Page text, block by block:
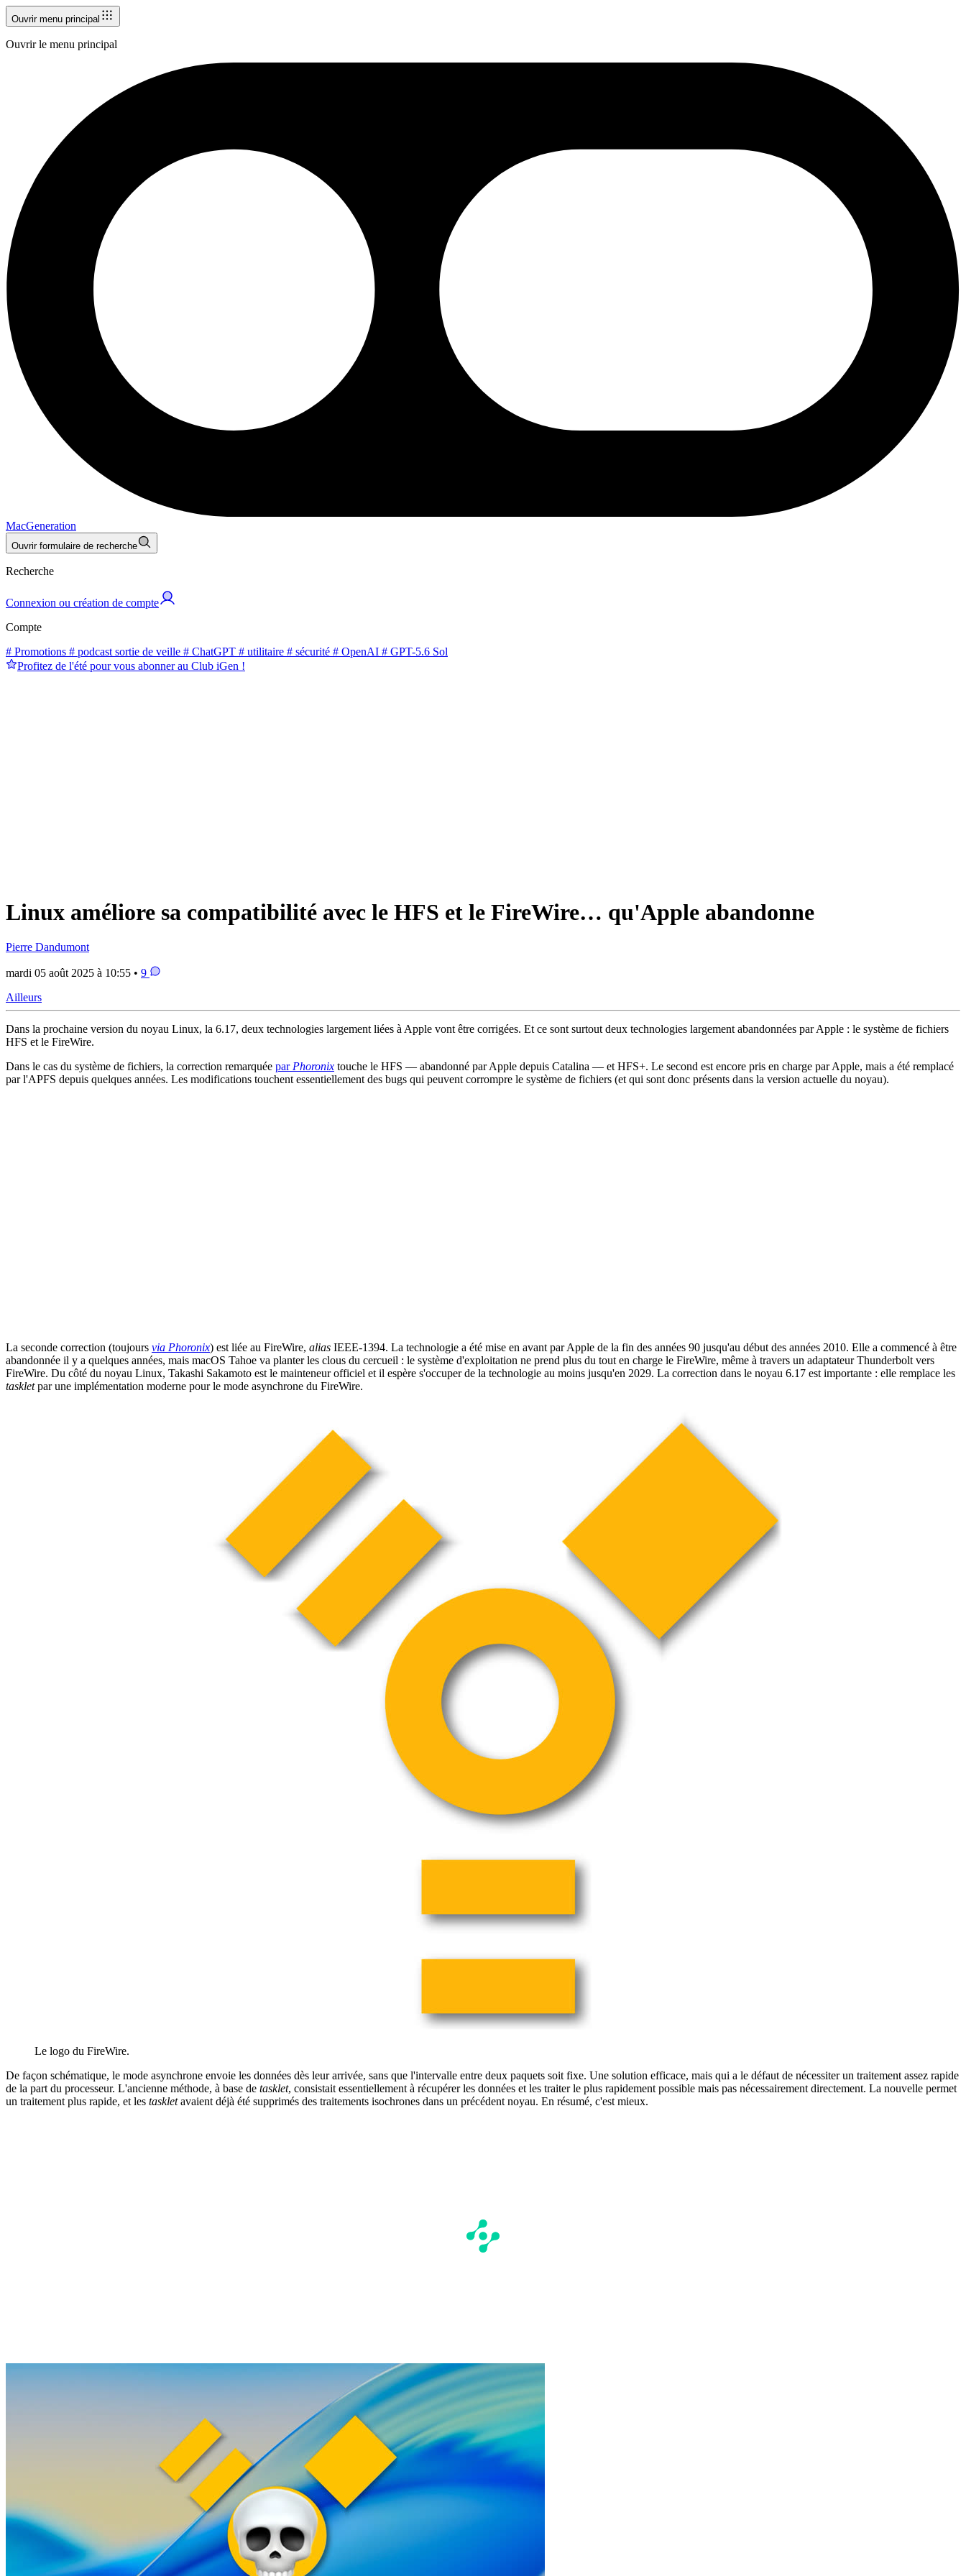
Ouvrir menu principal
Ouvrir le menu principal
MacGeneration
Ouvrir formulaire de recherche
Recherche
Connexion ou création de compte
Compte
# Promotions # podcast sortie de veille # ChatGPT # utilitaire # sécurité # OpenAI # GPT-5.6 Sol
Profitez de l'été pour vous abonner au Club iGen !
Linux améliore sa compatibilité avec le HFS et le FireWire… qu'Apple abandonne
Pierre Dandumont
mardi 05 août 2025 à 10:55 • 9
Ailleurs
Dans la prochaine version du noyau Linux, la 6.17, deux technologies largement liées à Apple vont être corrigées. Et ce sont surtout deux technologies largement abandonnées par Apple : le système de fichiers
HFS et le FireWire.
Dans le cas du système de fichiers, la correction remarquée par Phoronix touche le HFS — abandonné par Apple depuis Catalina — et HFS+. Le second est encore pris en charge par Apple, mais a été remplacé
par l'APFS depuis quelques années. Les modifications touchent essentiellement des bugs qui peuvent corrompre le système de fichiers (et qui sont donc présents dans la version actuelle du noyau).
La seconde correction (toujours via Phoronix) est liée au FireWire, alias IEEE-1394. La technologie a été mise en avant par Apple de la fin des années 90 jusqu'au début des années 2010. Elle a commencé à être
abandonnée il y a quelques années, mais macOS Tahoe va planter les clous du cercueil : le système d'exploitation ne prend plus du tout en charge le FireWire, même à travers un adaptateur Thunderbolt vers
FireWire. Du côté du noyau Linux, Takashi Sakamoto est le mainteneur officiel et il espère s'occuper de la technologie au moins jusqu'en 2029. La correction dans le noyau 6.17 est importante : elle remplace les
taskletpar une implémentation moderne pour le mode asynchrone du FireWire.
Le logo du FireWire.
De façon schématique, le mode asynchrone envoie les données dès leur arrivée, sans que l'intervalle entre deux paquets soit fixe. Une solution efficace, mais qui a le défaut de nécessiter un traitement assez rapide
de la part du processeur. L'ancienne méthode, à base de tasklet, consistait essentiellement à récupérer les données et les traiter le plus rapidement possible mais pas nécessairement directement. La nouvelle permet
un traitement plus rapide, et les taskletavaient déjà été supprimés des traitements isochrones dans un précédent noyau. En résumé, c'est mieux.